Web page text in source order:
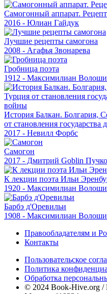
Самогонный аппарат.
2016 - Юлиан Гайдук
Лучшие рецепты самогона
2008 - Агафья Звонарева
Гробница поэта
1912 - Максимилиан
История Балкан. Болгария,
от становления
2017 - Невилл Форбс
Самогон
2017 - Дмитрий Goblin
К лекции поэта Ильи
1920 - Максимилиан
Барбэ д'Оревильи
1908 - Максимилиан
Правообладателям и
Контакты
Пользовательское
Политика
Обработка
© 2024 Book-Hive.org /